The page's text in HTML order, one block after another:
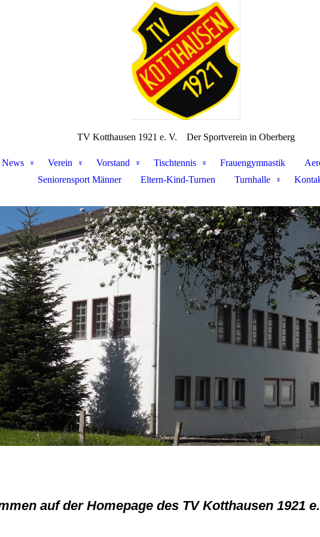
TV Kotthausen 1921 e. V. Der Sportverein in Oberberg
News Verein Vorstand Tischtennis Frauengymnastik
Seniorensport Männer
Eltern-Kind-Turnen Turnhalle
auf der Homepage des TV Kotthausen 1921